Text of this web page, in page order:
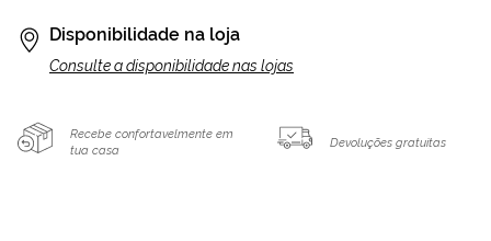
Disponibilidade na loja
Consulte a disponibilidade nas lojas
Recebe confortavelmente em
tua casa
Devoluções gratuitas